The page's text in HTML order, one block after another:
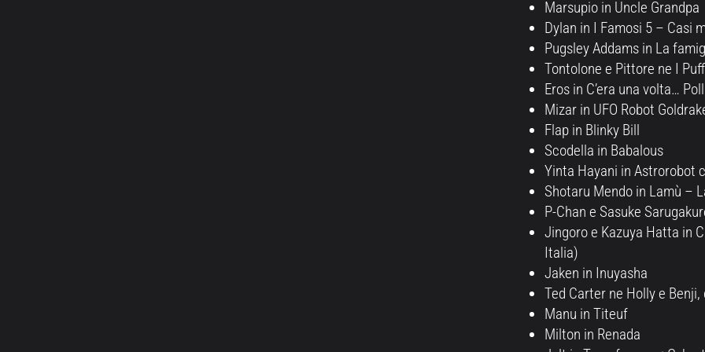
Marsupio in Uncle Grandpa
Dylan in I Famosi 5 – Casi
Pugsley Addams in La
Tontolone e Pittore ne I
Eros in C’era una volta…
Mizar in UFO Robot
Flap in Blinky Bill
Scodella in Babalous
Yinta Hayani in Astrorobot
Shotaru Mendo in Lamù –
P-Chan e Sasuke
Jingoro e Kazuya Hatta in
Italia)
Jaken in Inuyasha
Ted Carter ne Holly e
Manu in Titeuf
Milton in Renada